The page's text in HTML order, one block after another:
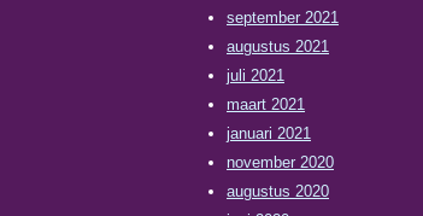
september 2021
augustus 2021
juli 2021
maart 2021
januari 2021
november 2020
augustus 2020